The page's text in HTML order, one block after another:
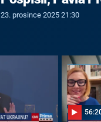
23. prosince 2025 21:30